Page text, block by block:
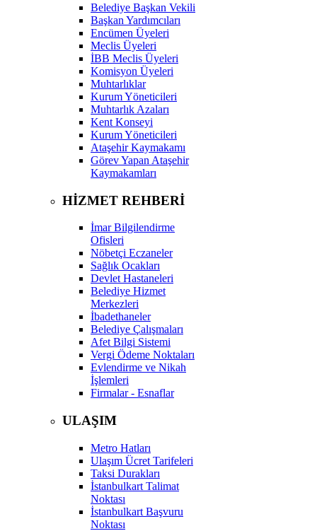
Belediye Başkan Vekili
Başkan Yardımcıları
Encümen Üyeleri
Meclis Üyeleri
İBB Meclis Üyeleri
Komisyon Üyeleri
Muhtarlıklar
Kurum Yöneticileri
Muhtarlık Azaları
Kent Konseyi
Kurum Yöneticileri
Ataşehir Kaymakamı
Görev Yapan Ataşehir
Kaymakamları
HİZMET REHBERİ
İmar Bilgilendirme
Ofisleri
Nöbetçi Eczaneler
Sağlık Ocakları
Devlet Hastaneleri
Belediye Hizmet
Merkezleri
İbadethaneler
Belediye Çalışmaları
Afet Bilgi Sistemi
Vergi Ödeme Noktaları
Evlendirme ve Nikah
İşlemleri
Firmalar - Esnaflar
ULAŞIM
Metro Hatları
Ulaşım Ücret Tarifeleri
Taksi Durakları
İstanbulkart Talimat
Noktası
İstanbulkart Başvuru
Noktası